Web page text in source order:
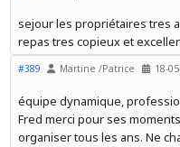
sejour les propriétaires tres
repas tres copieux et
#389 Martine /Patrice 18-
équipe dynamique,
Fred merci pour ses
organiser tous les ans. Ne